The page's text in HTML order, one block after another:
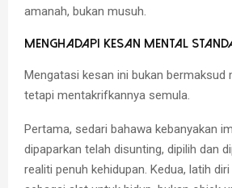
amanah, bukan musuh.
Menghadapi Kesan Mental
Mengatasi kesan ini bukan bermaksud
tetapi mentakrifkannya semula.
Pertama, sedari bahawa kebanyakan
dipaparkan telah disunting, dipilih dan
realiti penuh kehidupan. Kedua, latih